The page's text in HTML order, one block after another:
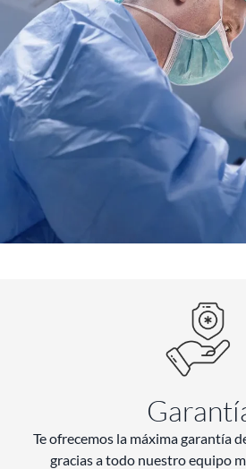
Te ofrecemos la máxima garantía
gracias a todo nuestro equipo